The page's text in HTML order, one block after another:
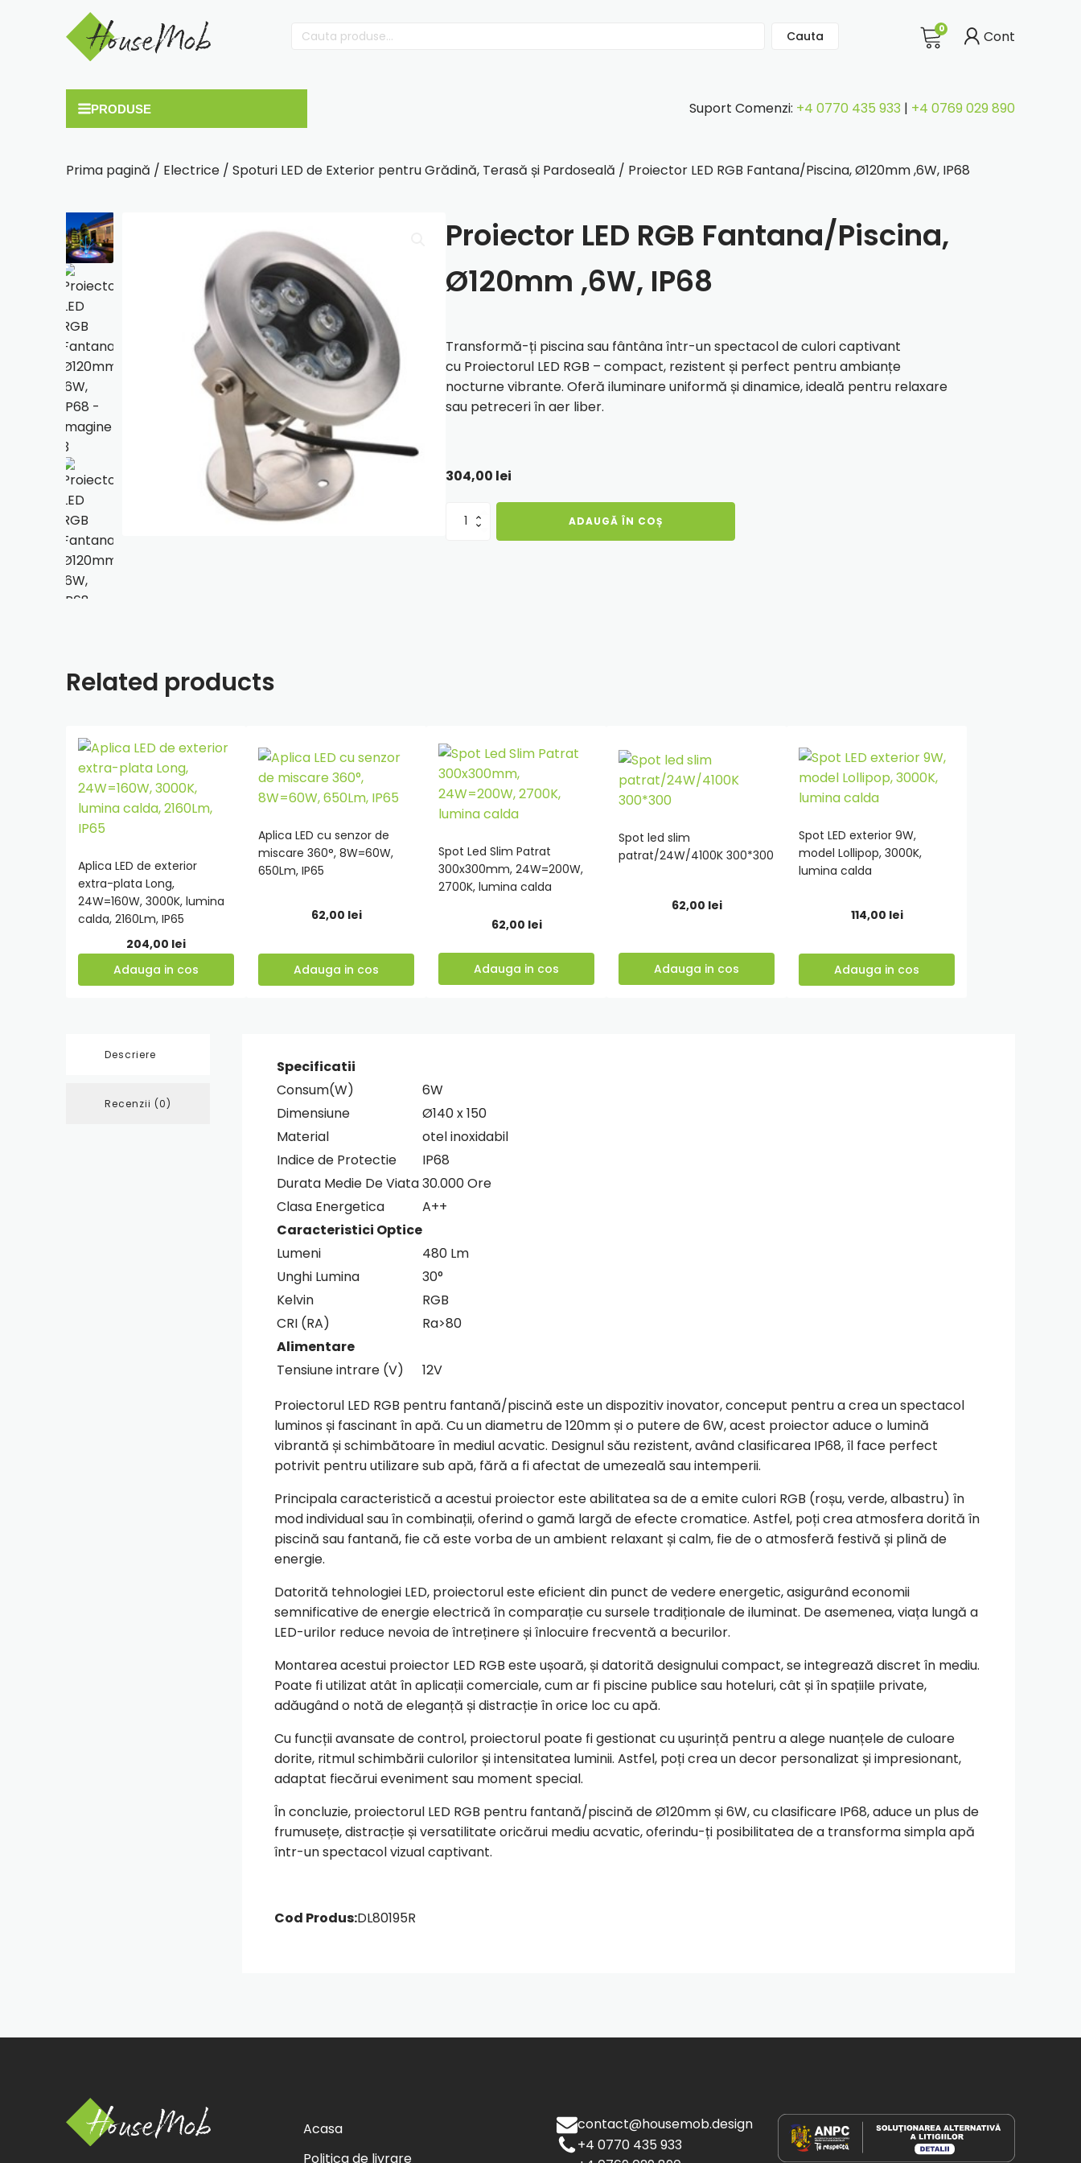
Cauta
Cauta
0 Cont
Suport Comenzi: +4 0770 435 933 | +4 0769 029 890
Prima pagină / Electrice / Spoturi LED de Exterior pentru Grădină, Terasă și Pardoseală / Proiector LED RGB Fantana/Piscina, Ø120mm ,6W, IP68
Proiector LED RGB Fantana/Piscina,
Ø120mm ,6W, IP68
Transformă-ți piscina sau fântâna într-un spectacol de culori captivant
cu Proiectorul LED RGB – compact, rezistent și perfect pentru ambianțe
nocturne vibrante. Oferă iluminare uniformă și dinamice, ideală pentru relaxare
sau petreceri în aer liber.
304,00 lei
Cantitate
Proiector
ADAUGĂ ÎN COȘ
Related products
Aplica LED de exterior
extra-plata Long,
24W=160W, 3000K, lumina
calda, 2160Lm, IP65
204,00 lei
Adauga in cos
Adauga
in
cos
Aplica LED cu senzor de
miscare 360°, 8W=60W,
650Lm, IP65
62,00 lei
Adauga in cos
Adauga
Spot Led Slim Patrat
300x300mm, 24W=200W,
2700K, lumina calda
62,00 lei
Adauga in cos
Adauga
in
Spot led slim
patrat/24W/4100K 300*300
62,00 lei
Adauga in cos
Spot LED exterior 9W,
model Lollipop, 3000K,
lumina calda
114,00 lei
Adauga in cos
Adauga
Descriere
Recenzii (0)
Specificatii
Consum(W)
6W
Dimensiune
Ø140 x 150
Material
otel inoxidabil
Indice de Protectie
IP68
Durata Medie De Viata30.000 Ore
Clasa Energetica
A++
Caracteristici Optice
Lumeni
480 Lm
Unghi Lumina
30°
Kelvin
RGB
CRI (RA)
Ra>80
Alimentare
Tensiune intrare (V)
12V
Proiectorul LED RGB pentru fantană/piscină este un dispozitiv inovator, conceput pentru a crea un spectacol
luminos și fascinant în apă. Cu un diametru de 120mm și o putere de 6W, acest proiector aduce o lumină
vibrantă și schimbătoare în mediul acvatic. Designul său rezistent, având clasificarea IP68, îl face perfect
potrivit pentru utilizare sub apă, fără a fi afectat de umezeală sau intemperii.
Principala caracteristică a acestui proiector este abilitatea sa de a emite culori RGB (roșu, verde, albastru) în
mod individual sau în combinații, oferind o gamă largă de efecte cromatice. Astfel, poți crea atmosfera dorită în
piscină sau fantană, fie că este vorba de un ambient relaxant și calm, fie de o atmosferă festivă și plină de
energie.
Datorită tehnologiei LED, proiectorul este eficient din punct de vedere energetic, asigurând economii
semnificative de energie electrică în comparație cu sursele tradiționale de iluminat. De asemenea, viața lungă a
LED-urilor reduce nevoia de întreținere și înlocuire frecventă a becurilor.
Montarea acestui proiector LED RGB este ușoară, și datorită designului compact, se integrează discret în mediu.
Poate fi utilizat atât în aplicații comerciale, cum ar fi piscine publice sau hoteluri, cât și în spațiile private,
adăugând o notă de eleganță și distracție în orice loc cu apă.
Cu funcții avansate de control, proiectorul poate fi gestionat cu ușurință pentru a alege nuanțele de culoare
dorite, ritmul schimbării culorilor și intensitatea luminii. Astfel, poți crea un decor personalizat și impresionant,
adaptat fiecărui eveniment sau moment special.
În concluzie, proiectorul LED RGB pentru fantană/piscină de Ø120mm și 6W, cu clasificare IP68, aduce un plus de
frumusețe, distracție și versatilitate oricărui mediu acvatic, oferindu-ți posibilitatea de a transforma simpla apă
într-un spectacol vizual captivant.
Cod Produs:DL80195R
Acasa
Politica de livrare
contact@housemob.design
+4 0770 435 933